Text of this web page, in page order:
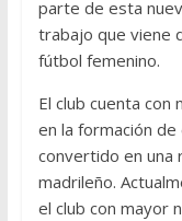
parte de esta
trabajo que viene
fútbol femenino.
El club cuenta con
en la formación
convertido en una
madrileño.
el club con mayor